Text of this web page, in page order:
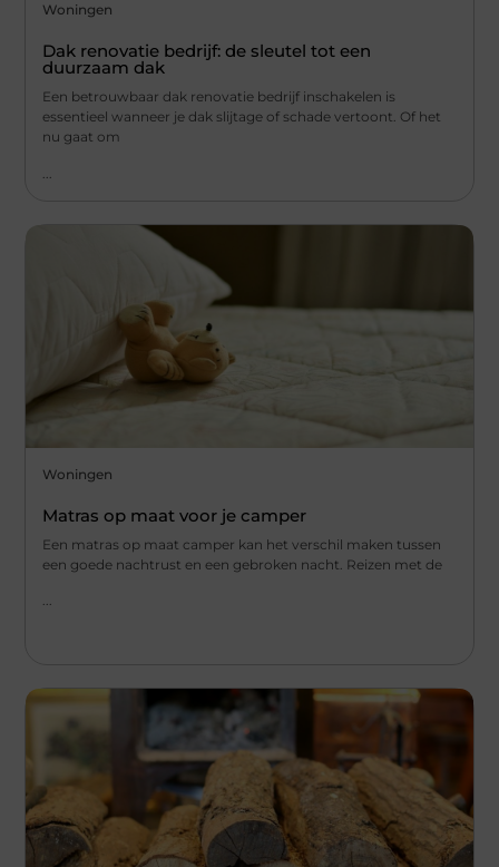
Woningen
Dak renovatie bedrijf: de sleutel tot een
duurzaam dak
Een betrouwbaar dak renovatie bedrijf inschakelen is
essentieel wanneer je dak slijtage of schade vertoont. Of het
nu gaat om
Woningen
Matras op maat voor je camper
Een matras op maat camper kan het verschil maken tussen
een goede nachtrust en een gebroken nacht. Reizen met de